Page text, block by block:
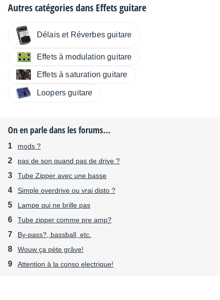
Autres catégories dans Effets guitare
Délais et Réverbes guitare
Effets à modulation guitare
Effets à saturation guitare
Loopers guitare
On en parle dans les forums...
mods ?
pas de son quand pas de drive ?
Tube Zipper avec une basse
Simple overdrive ou vrai disto ?
Lampe qui ne brille pas
Tube zipper comme pre amp?
By-pass?, bassball, etc.
Wouw ça pète grâve!
Attention à la conso electrique!